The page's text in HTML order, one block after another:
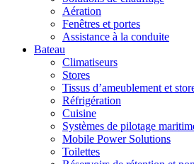
Aération
Fenêtres et portes
Assistance à la conduite
Bateau
Climatiseurs
Stores
Tissus d’ameublement et
Réfrigération
Cuisine
Systèmes de pilotage
Mobile Power Solutions
Toilettes